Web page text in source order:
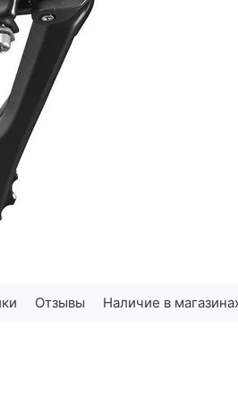
Отзывы Наличие в